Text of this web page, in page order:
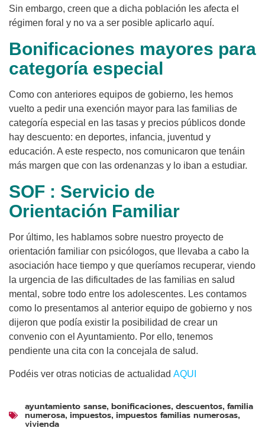
Sin embargo, creen que a dicha población les afecta el
régimen foral y no va a ser posible aplicarlo aquí.
Bonificaciones mayores para
categoría especial
Como con anteriores equipos de gobierno, les hemos
vuelto a pedir una exención mayor para las familias de
categoría especial en las tasas y precios públicos donde
hay descuento: en deportes, infancia, juventud y
educación. A este respecto, nos comunicaron que tenáin
más margen que con las ordenanzas y lo iban a estudiar.
SOF : Servicio de
Orientación Familiar
Por último, les hablamos sobre nuestro proyecto de
orientación familiar con psicólogos, que llevaba a cabo la
asociación hace tiempo y que queríamos recuperar, viendo
la urgencia de las dificultades de las familias en salud
mental, sobre todo entre los adolescentes. Les contamos
como lo presentamos al anterior equipo de gobierno y nos
dijeron que podía existir la posibilidad de crear un
convenio con el Ayuntamiento. Por ello, tenemos
pendiente una cita con la concejala de salud.
Podéis ver otras noticias de actualidad AQUI
ayuntamiento sanse, bonificaciones, descuentos, familia
numerosa, impuestos, impuestos familias numerosas,
vivienda